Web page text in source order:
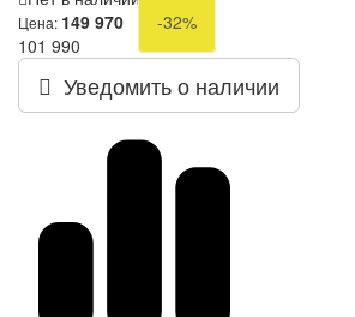
Цена: 149 970
-32%
101 990
Уведомить о наличии